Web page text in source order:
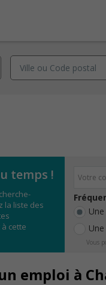
temps !
la liste des
cette
Vous
emploi à